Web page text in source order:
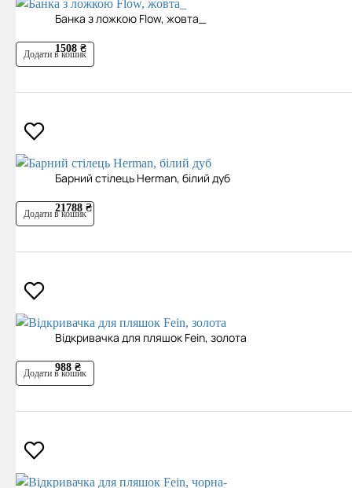
Банка з ложкою Flow, жовта_
1508 ₴
Додати в кошик
Барний стілець Herman, білий дуб
21788 ₴
Додати в кошик
Відкривачка для пляшок Fein, золота
988 ₴
Додати в кошик